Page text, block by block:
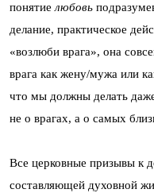
понятие любовь
делание, практическое
«возлюби врага», она
врага как жену/мужа или
что мы должны делать
не о врагах, а о самых
Все церковные призывы к
составляющей духовной